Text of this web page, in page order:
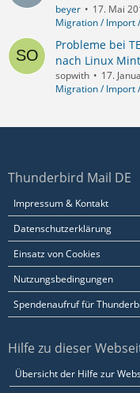
beyer
17. Mai
Migration / Import
Probleme bei
nach Linux
sopwith
17.
Migration / Import
Thunderbird Mail DE
Impressum & Kontakt
Datenschutzerklärung
Einsatz von Cookies
Nutzungsbedingungen
Spendenaufruf für
Hilfe zu dieser
Übersicht der Hilfe zur